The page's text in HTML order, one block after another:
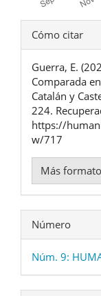
Detalles
del
artículo
Cómo citar
Guerra, E.
Comparada
Catalán y
224.
https://
w/717
Más
Número
Núm. 9: